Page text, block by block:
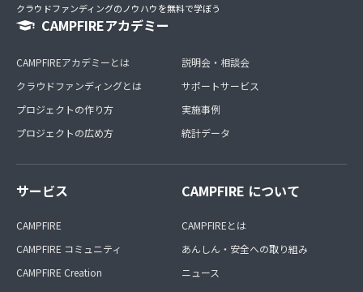
クラウドファンディングのノウハウを無料で学ぼう
CAMPFIREアカデミー
CAMPFIREアカデミーとは
クラウドファンディングとは
プロジェクトの作り方
プロジェクトの広め方
説明会・相談会
サポートサービス
実施事例
統計データ
サービス
CAMPFIRE
CAMPFIRE コミュニティ
CAMPFIRE Creation
CAMPFIRE について
CAMPFIREとは
あんしん・安全への取り組み
ニュース